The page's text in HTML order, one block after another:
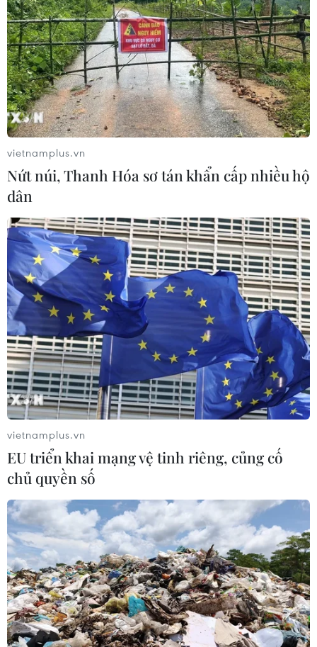
TIN CÙNG CHUYÊN MỤC
vietnamplus.vn
Nứt núi, Thanh Hóa sơ tán khẩn cấp nhiều hộ
dân
vietnamplus.vn
EU triển khai mạng vệ tinh riêng, củng cố
chủ quyền số